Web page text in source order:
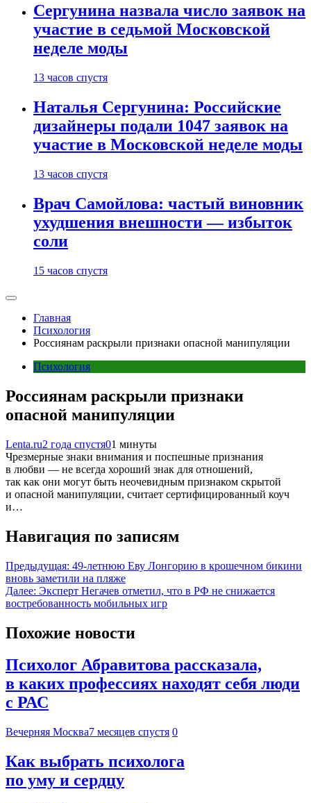
Сергунина назвала число заявок на
участие в седьмой Московской
неделе моды
13 часов спустя
Наталья Сергунина: Российские
дизайнеры подали 1047 заявок на
участие в Московской неделе моды
13 часов спустя
Врач Самойлова: частый виновник
ухудшения внешности — избыток
соли
15 часов спустя
Главная
Психология
Россиянам раскрыли признаки опасной манипуляции
Психология
Россиянам раскрыли признаки
опасной манипуляции
Lenta.ru2 года спустя01 минуты
Чрезмерные знаки внимания и поспешные признания
в любви — не всегда хороший знак для отношений,
так как они могут быть неочевидным признаком скрытой
и опасной манипуляции, считает сертифицированный коуч
и…
Навигация по записям
Предыдущая: 49-летнюю Еву Лонгорию в крошечном бикини
вновь заметили на пляже
Далее: Эксперт Негачев отметил, что в РФ не снижается
востребованность мобильных игр
Похожие новости
Психолог Абравитова рассказала,
в каких профессиях находят себя люди
с РАС
Вечерняя Москва7 месяцев спустя 0
Как выбрать психолога
по уму и сердцу